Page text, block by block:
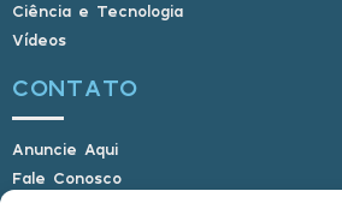
Ciência e Tecnologia
Vídeos
CONTATO
Anuncie Aqui
Fale Conosco